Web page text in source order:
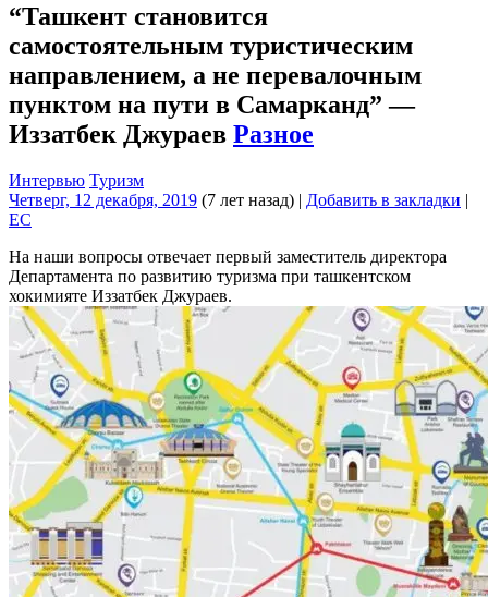
“Ташкент становится
самостоятельным туристическим
направлением, а не перевалочным
пунктом на пути в Самарканд” —
Иззатбек Джураев Разное
Интервью Туризм
Четверг, 12 декабря, 2019 (7 лет назад) | Добавить в закладки |
EC
На наши вопросы отвечает первый заместитель директора
Департамента по развитию туризма при ташкентском
хокимияте Иззатбек Джураев.